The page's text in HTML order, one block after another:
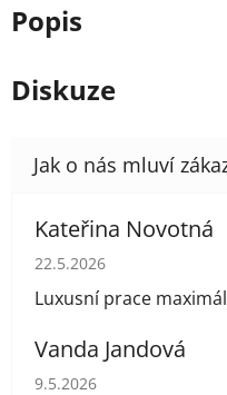
Popis
Diskuze
Kateřina Novotná
Hodnocení obchodu je
22.5.2026
Luxusní prace
Vanda Jandová
Hodnocení obchodu je
9.5.2026